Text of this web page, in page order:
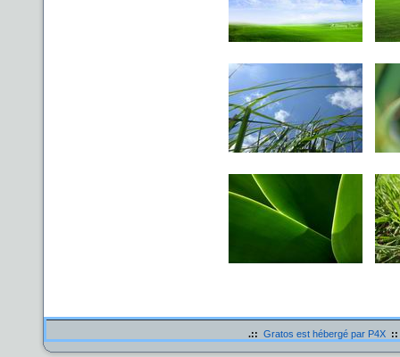
.:: Gratos est hébergé par P4X ::